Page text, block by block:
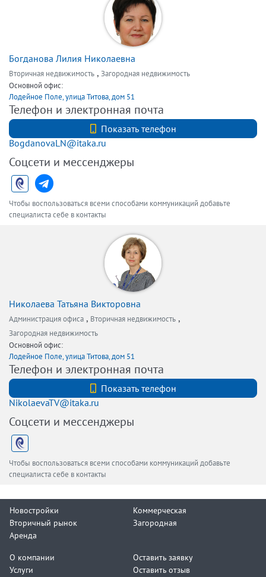
Богданова Лилия Николаевна
Вторичная недвижимость , Загородная недвижимость
Основной офис:
Лодейное Поле, улица Титова, дом 51
Телефон и электронная почта
Показать телефон
BogdanovaLN@itaka.ru
Соцсети и мессенджеры
Чтобы воспользоваться всеми способами коммуникаций добавьте
специалиста себе в контакты
Николаева Татьяна Викторовна
Администрация офиса , Вторичная недвижимость ,
Загородная недвижимость
Основной офис:
Лодейное Поле, улица Титова, дом 51
Телефон и электронная почта
Показать телефон
NikolaevaTV@itaka.ru
Соцсети и мессенджеры
Чтобы воспользоваться всеми способами коммуникаций добавьте
специалиста себе в контакты
Новостройки
Вторичный рынок
Аренда
Коммерческая
Загородная
О компании
Услуги
Оставить заявку
Оставить отзыв